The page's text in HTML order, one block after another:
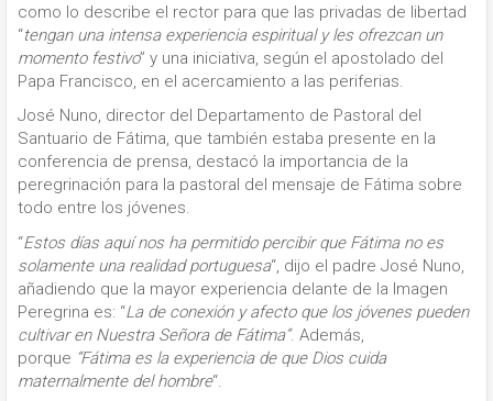
como lo describe el rector para que las privadas de libertad
“tengan una intensa experiencia espiritual y les ofrezcan un
momento festivo” y una iniciativa, según el apostolado del
Papa Francisco, en el acercamiento a las periferias.
José Nuno, director del Departamento de Pastoral del
Santuario de Fátima, que también estaba presente en la
conferencia de prensa, destacó la importancia de la
peregrinación para la pastoral del mensaje de Fátima sobre
todo entre los jóvenes.
“Estos días aquí nos ha permitido percibir que Fátima no es
solamente una realidad portuguesa“, dijo el padre José Nuno,
añadiendo que la mayor experiencia delante de la Imagen
Peregrina es: “La de conexión y afecto que los jóvenes pueden
cultivar en Nuestra Señora de Fátima”. Además,
porque “Fátima es la experiencia de que Dios cuida
maternalmente del hombre“.